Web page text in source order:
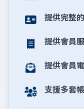
提供完整
提供會員
提供會員
支援多套